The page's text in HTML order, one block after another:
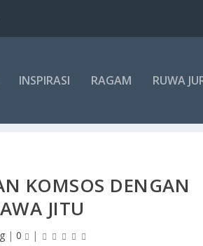
INSPIRASI RAGAM RUWA
KOMSOS DENGAN
JITU
|0 |